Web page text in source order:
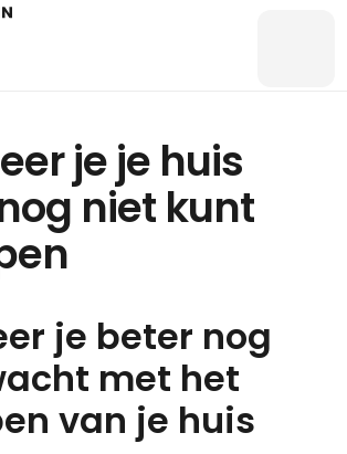
je je huis
niet kunt
je beter nog
met het
van je huis
Particulier
Zakelijk
Kredieten
Zakelijk
Hypotheken